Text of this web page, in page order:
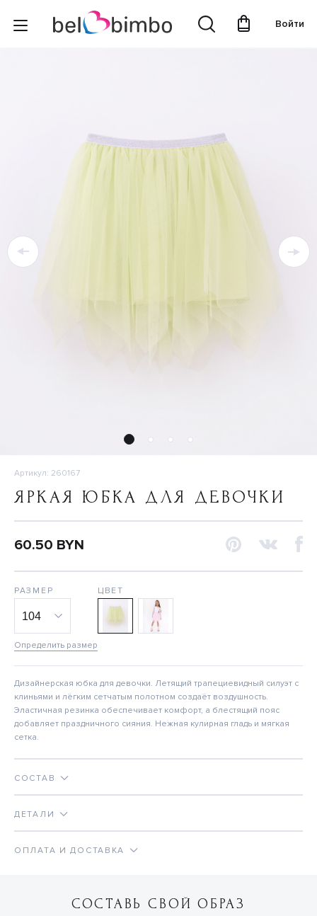
Войти
Артикул: 260167
ЯРКАЯ ЮБКА ДЛЯ ДЕВОЧКИ
60.50 BYN
РАЗМЕР
Определить размер
ЦВЕТ
Дизайнерская юбка для девочки. Летящий трапециевидный силуэт с
клиньями и лёгким сетчатым полотном создаёт воздушность.
Эластичная резинка обеспечивает комфорт, а блестящий пояс
добавляет праздничного сияния. Нежная кулирная гладь и мягкая
сетка.
СОСТАВ
ДЕТАЛИ
ОПЛАТА И ДОСТАВКА
СОСТАВЬ СВОЙ ОБРАЗ